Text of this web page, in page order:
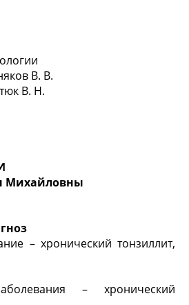
В. В.
В. Н.
Михайловны
– хронический тонзиллит,
– хронический